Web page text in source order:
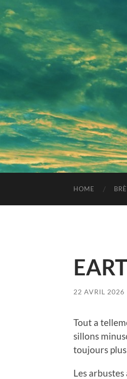
HOME
22 AVRIL 2026
Tout a
sillons
toujours
Les